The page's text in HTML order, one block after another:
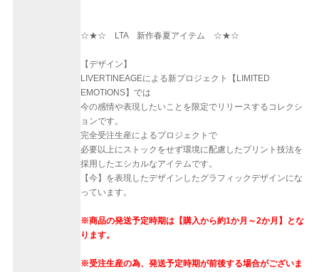
☆★☆ LTA 新作春夏アイテム ☆★☆
【デザイン】
LIVERTINEAGEによる新プロジェクト【LIMITED
EMOTIONS】では
今の感情や表現したいことを限定でリリースするコレクシ
ョンです。
完全受注生産によるプロジェクトで
必要以上にストックをせず環境に配慮したプリント技法を
採用したエシカルなアイテムです。
【今】を表現したデザインしたグラフィックデザインにな
っています。
※商品の発送予定時期は【購入から約1か月～2か月】とな
ります。
※受注生産の為、発送予定時期が前後する場合がございま